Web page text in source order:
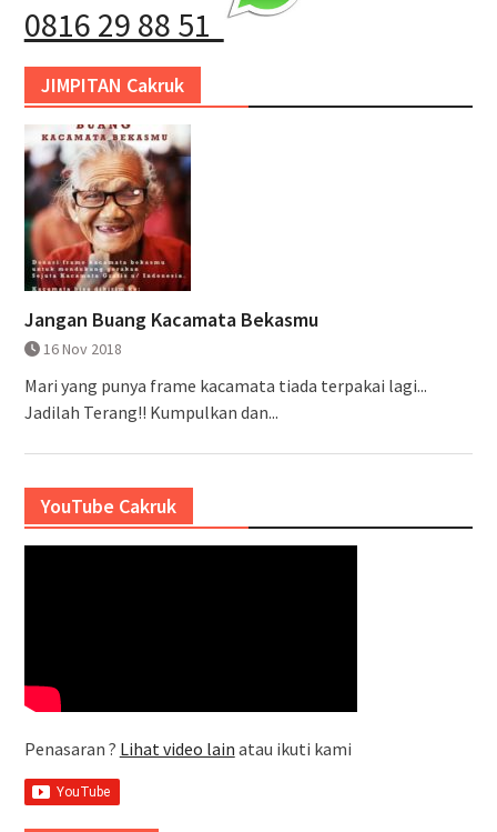
0816 29 88 51
JIMPITAN Cakruk
Jangan Buang Kacamata Bekasmu
16 Nov 2018
Mari yang punya frame kacamata tiada terpakai lagi...
Jadilah Terang!! Kumpulkan dan...
YouTube Cakruk
Penasaran ? Lihat video lain atau ikuti kami